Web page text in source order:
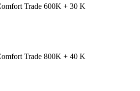
Trade 600K + 30 K
Trade 800K + 40 K